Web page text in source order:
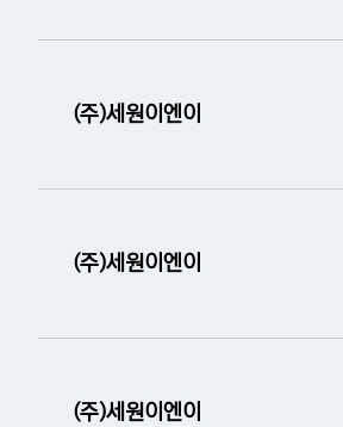
(주)세원이엔이
(주)세원이엔이
(주)세원이엔이